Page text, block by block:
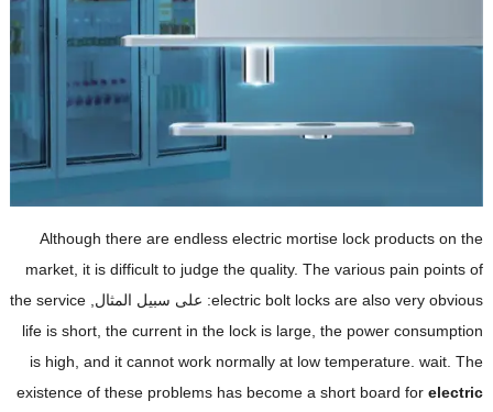
Although there are endless electric mortise lock products on the
market it is difficult to judge the quality.The various pain points of
electric bolt locks are also very obvious: على سبيل المثال, the service
life is short ,the current in the lock is large ,the power consumption
is high ,and it cannot work normally at low temperature .wait .The
existence of these problems has become a short board for electric